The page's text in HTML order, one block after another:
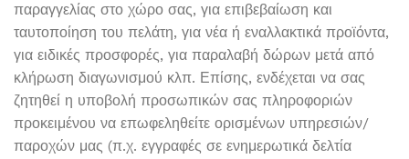
παραγγελίας στο χώρο σας, για επιβεβαίωση και
ταυτοποίηση του πελάτη, για νέα ή εναλλακτικά προϊόντα,
για ειδικές προσφορές, για παραλαβή δώρων μετά από
κλήρωση διαγωνισμού κλπ. Επίσης, ενδέχεται να σας
ζητηθεί η υποβολή προσωπικών σας πληροφοριών
προκειμένου να επωφεληθείτε ορισμένων υπηρεσιών/
παροχών μας (π.χ. εγγραφές σε ενημερωτικά δελτία